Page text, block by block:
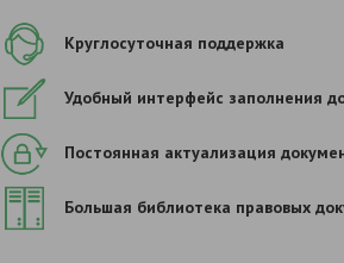
Круглосуточная поддержка
Удобный интерфейс заполнения
Постоянная актуализация
Большая библиотека правовых